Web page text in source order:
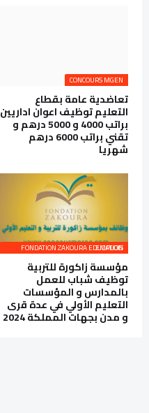
CONCOURS MGEN
تعاضدية عامة بقطاع
التعليم توظيف اعوان اداريين
براتب 4000 و 5000 درهم و
تقني براتب 6000 درهم
شهريا
FONDATION ZAKOURA EDUCATION EMPLOIS
مؤسسة زاكورة للتربية
توظيف شباب للعمل
بالمدارس و المؤسسات
التعليم الأولي في عدة قرى
و مدن بجهات المملكة 2024